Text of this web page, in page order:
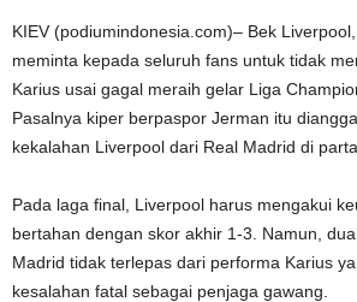
KIEV (podiumindonesia.com)– Bek
meminta kepada seluruh fans untuk tidak
Karius usai gagal meraih gelar Liga
Pasalnya kiper berpaspor Jerman itu
kekalahan Liverpool dari Real Madrid di
Pada laga final, Liverpool harus mengakui
bertahan dengan skor akhir 1-3. Namun,
Madrid tidak terlepas dari performa Karius
kesalahan fatal sebagai penjaga gawang.